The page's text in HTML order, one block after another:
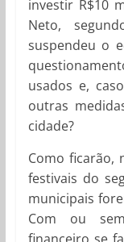
investir R$10
Neto,
suspendeu o
usados e,
outras
cidade?
Como ficarão,
festivais do
municipais
Com ou